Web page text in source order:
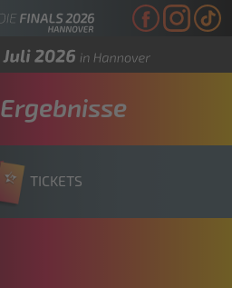
Ergebnisse
TICKETS